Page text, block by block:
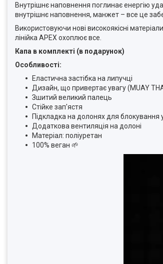
Внутрішнє наповнення поглинає енергію
внутрішнє наповнення, манжет – все це
Використовуючи нові високоякісні
лінійка APEX охоплює все.
Капа в комплекті (в подарунок)
Особливості:
Еластична застібка на липучці
Дизайн, що привертає увагу (MUAY
Зшитий великий палець
Стійке зап'ястя
Підкладка на долонях для блокування
Додаткова вентиляція на долоні
Матеріал: поліуретан
100% веган 🌱